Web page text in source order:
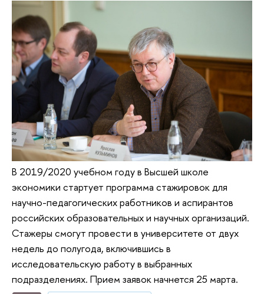
В 2019/2020 учебном году в Высшей школе
экономики стартует программа стажировок для
научно-педагогических работников и аспирантов
российских образовательных и научных организаций.
Стажеры смогут провести в университете от двух
недель до полугода, включившись в
исследовательскую работу в выбранных
подразделениях. Прием заявок начнется 25 марта.